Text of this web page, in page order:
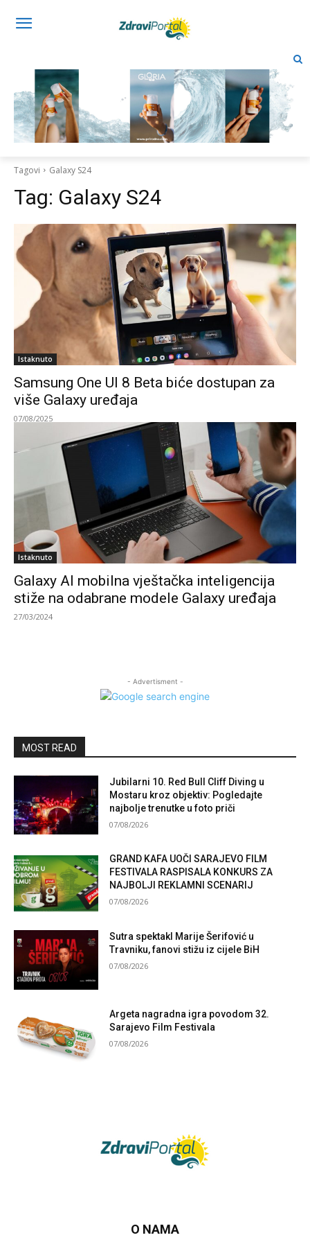
Tagovi Galaxy S24
Tag: Galaxy S24
Istaknuto
Samsung One UI 8 Beta biće dostupan za
više Galaxy uređaja
07/08/2025
Istaknuto
Galaxy AI mobilna vještačka inteligencija
stiže na odabrane modele Galaxy uređaja
27/03/2024
- Advertisment -
MOST READ
Jubilarni 10. Red Bull Cliff Diving u
Mostaru kroz objektiv: Pogledajte
najbolje trenutke u foto priči
07/08/2026
GRAND KAFA UOČI SARAJEVO FILM
FESTIVALA RASPISALA KONKURS ZA
NAJBOLJI REKLAMNI SCENARIJ
07/08/2026
Sutra spektakl Marije Šerifović u
Travniku, fanovi stižu iz cijele BiH
07/08/2026
Argeta nagradna igra povodom 32.
Sarajevo Film Festivala
07/08/2026
O NAMA